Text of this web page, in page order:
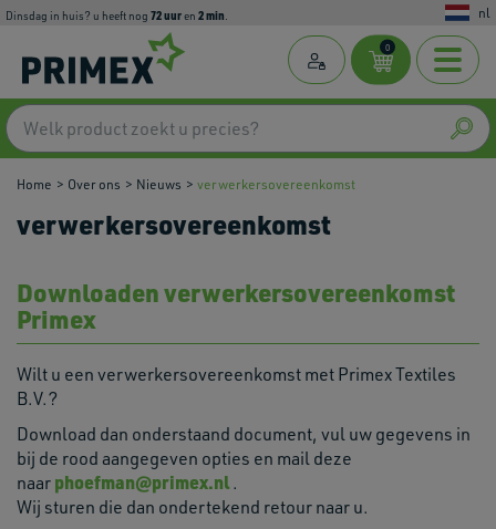
dinsdag in huis? u heeft nog 72uuren 2min nl
0
Home Over ons Nieuws verwerkersovereenkomst
verwerkersovereenkomst
Downloaden verwerkersovereenkomst
Primex
Wilt u een verwerkersovereenkomst met Primex Textiles
B.V.?
Download dan onderstaand document, vul uw gegevens in
bij de rood aangegeven opties en mail deze
naar phoefman@primex.nl.
Wij sturen die dan ondertekend retour naar u.